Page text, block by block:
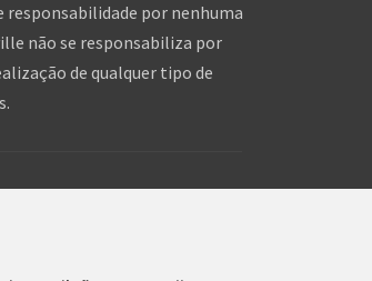
por nenhuma
não se responsabiliza por
de qualquer tipo de
tal você dar um forcinha pra